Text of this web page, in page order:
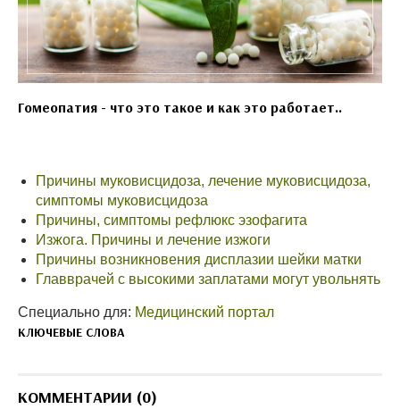
Гомеопатия - что это такое и как это работает..
Причины муковисцидоза, лечение муковисцидоза,
симптомы муковисцидоза
Причины, симптомы рефлюкс эзофагита
Изжога. Причины и лечение изжоги
Причины возникновения дисплазии шейки матки
Главврачей с высокими заплатами могут увольнять
Специально для: Медицинский портал
КЛЮЧЕВЫЕ СЛОВА
КОММЕНТАРИИ (0)